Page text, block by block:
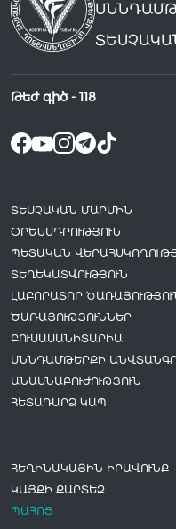
Թեժ գիծ - 118
ՏԵՍՉԱԿԱՆ ՄԱՐՄԻՆ
ՕՐԵՆՍԴՐՈՒԹՅՈՒՆ
ՊԵՏԱԿԱՆ
ՏԵՂԵԿԱՏՎՈՒԹՅՈՒՆ
ԼԱԲՈՐԱՏՈՐ
ԾԱՌԱՅՈՒԹՅՈՒՆՆԵՐ
ԲՈՒՍԱՍԱՆԻՏԱՐԻԱ
ՍՆՆԴԱՄԹԵՐՔԻ
ԱՆԱՍՆԱԲՈՒԺՈՒԹՅՈՒՆ
ՀԵՏԱԴԱՐՁ ԿԱՊ
ՀԵՂԻՆԱԿԱՅԻՆ ԻՐԱՎՈՒՆՔ
ԿԱՅՔԻ ՔԱՐՏԵԶ
ՊԱՀՈՑ